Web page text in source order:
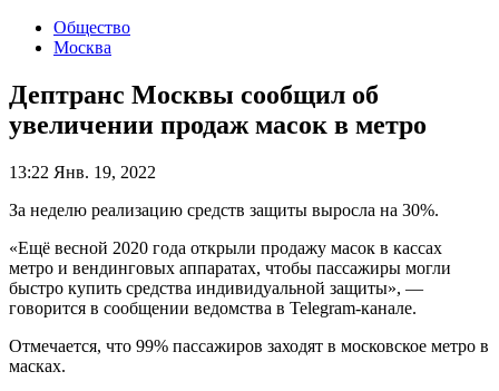
Общество
Москва
Дептранс Москвы сообщил об
увеличении продаж масок в метро
13:22 Янв. 19, 2022
За неделю реализацию средств защиты выросла на 30%.
«Ещё весной 2020 года открыли продажу масок в кассах
метро и вендинговых аппаратах, чтобы пассажиры могли
быстро купить средства индивидуальной защиты», —
говорится в сообщении ведомства в Telegram-канале.
Отмечается, что 99% пассажиров заходят в московское метро в
масках.